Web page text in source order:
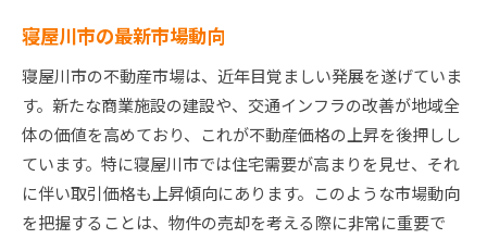
寝屋川市の最新市場動向
寝屋川市の不動産市場は、近年目覚ましい発展を遂げていま
す。新たな商業施設の建設や、交通インフラの改善が地域全
体の価値を高めており、これが不動産価格の上昇を後押しし
ています。特に寝屋川市では住宅需要が高まりを見せ、それ
に伴い取引価格も上昇傾向にあります。このような市場動向
を把握することは、物件の売却を考える際に非常に重要で